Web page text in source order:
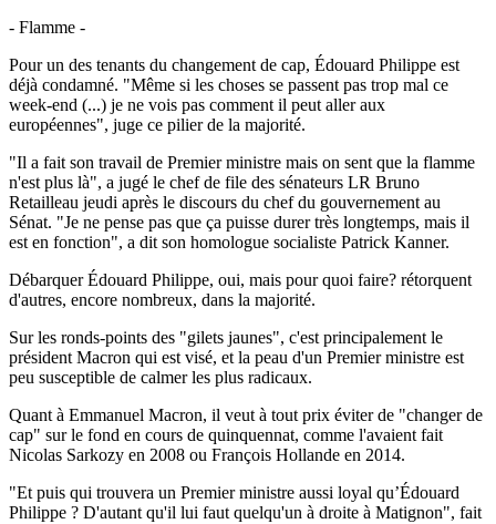
- Flamme -
Pour un des tenants du changement de cap, Édouard Philippe est
déjà condamné. "Même si les choses se passent pas trop mal ce
week-end (...) je ne vois pas comment il peut aller aux
européennes", juge ce pilier de la majorité.
"Il a fait son travail de Premier ministre mais on sent que la flamme
n'est plus là", a jugé le chef de file des sénateurs LR Bruno
Retailleau jeudi après le discours du chef du gouvernement au
Sénat. "Je ne pense pas que ça puisse durer très longtemps, mais il
est en fonction", a dit son homologue socialiste Patrick Kanner.
Débarquer Édouard Philippe, oui, mais pour quoi faire? rétorquent
d'autres, encore nombreux, dans la majorité.
Sur les ronds-points des "gilets jaunes", c'est principalement le
président Macron qui est visé, et la peau d'un Premier ministre est
peu susceptible de calmer les plus radicaux.
Quant à Emmanuel Macron, il veut à tout prix éviter de "changer de
cap" sur le fond en cours de quinquennat, comme l'avaient fait
Nicolas Sarkozy en 2008 ou François Hollande en 2014.
"Et puis qui trouvera un Premier ministre aussi loyal qu’Édouard
Philippe ? D'autant qu'il lui faut quelqu'un à droite à Matignon", fait